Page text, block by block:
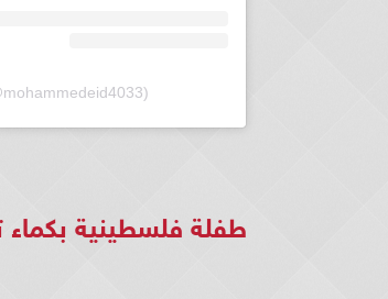
طفلة فلسطينية